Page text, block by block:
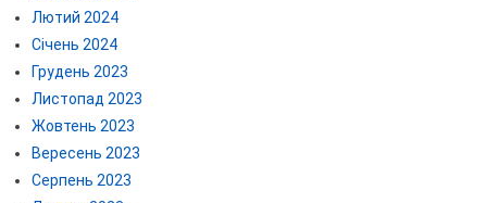
Лютий 2024
Січень 2024
Грудень 2023
Листопад 2023
Жовтень 2023
Вересень 2023
Серпень 2023